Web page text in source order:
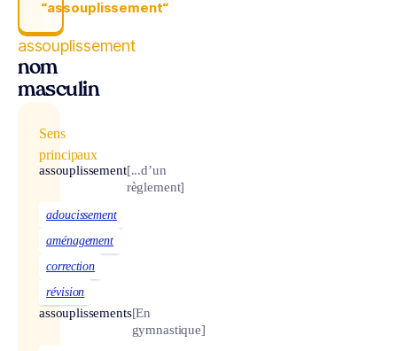
“assouplissement“
assouplissement
nom
masculin
Sens
principaux
assouplissement[...d’un
règlement]
adoucissement
aménagement
correction
révision
assouplissements[En
gymnastique]